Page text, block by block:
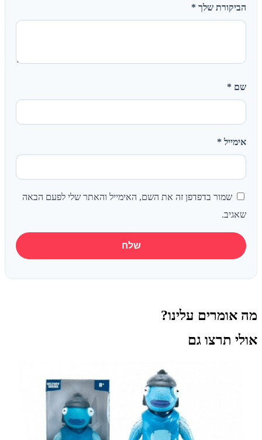
הביקורת שלך *
שם *
אימייל *
שמור בדפדפן זה את השם, האימייל והאתר שלי לפעם הבאה
שאגיב.
מה אומרים עלינו?
אולי תרצו גם